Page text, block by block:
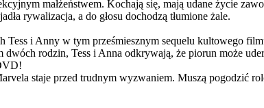
małżeństwem. Kochają się, mają udane życie
rywalizacja, a do głosu dochodzą tłumione żale.
i Anny w tym prześmiesznym sequelu kultowego filmu.
rodzin, Tess i Anna odkrywają, że piorun może
staje przed trudnym wyzwaniem. Muszą pogodzić